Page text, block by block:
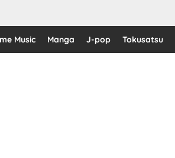
Music Manga J-pop Tokusatsu